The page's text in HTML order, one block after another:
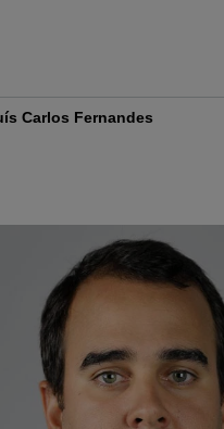
Carlos Fernandes